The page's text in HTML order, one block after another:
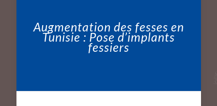
Augmentation des fesses en
Tunisie : Pose d’implants
fessiers